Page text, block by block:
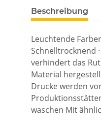
Beschreibung
Leuchtende
Schnelltrocknend
verhindert das
Material
Drucke werden
waschen Mit